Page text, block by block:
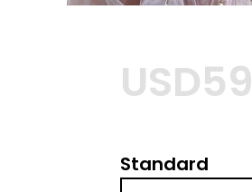
USD59
Standard